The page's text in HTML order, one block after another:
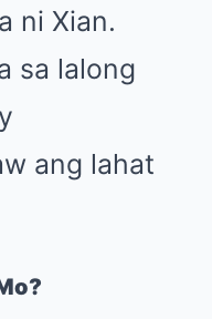
ni Xian.
sa lalong
ang lahat